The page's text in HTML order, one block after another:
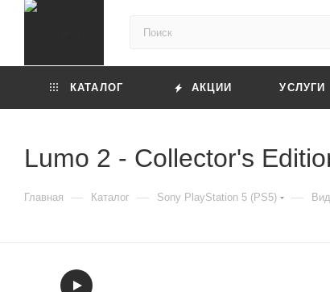
КАТАЛОГ АКЦИИ УСЛУГИ
Lumo 2 - Collector's
Главная — Каталог — Sony PlayStation 5 (PS5) —